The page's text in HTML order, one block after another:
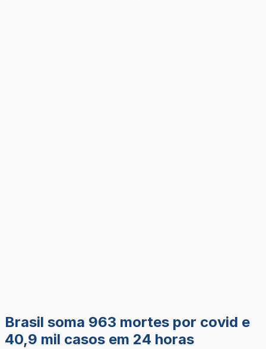
Brasil soma 963 mortes por covid e
40,9 mil casos em 24 horas